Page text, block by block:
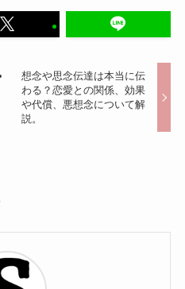
想念や思念伝達は本当に伝
わる？恋愛との関係、効果
や代償、悪想念について解
説。